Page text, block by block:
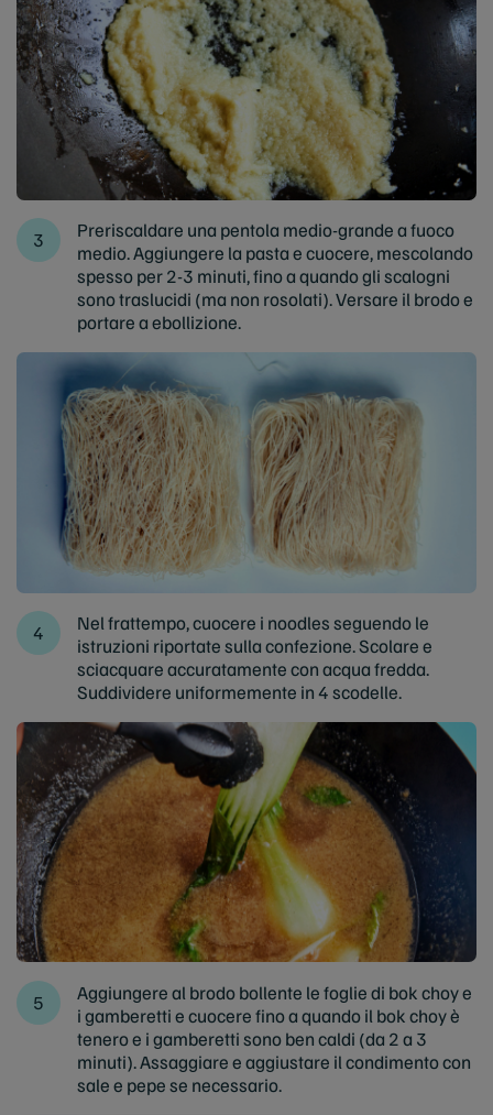
Preriscaldare una pentola medio-grande a fuoco
medio. Aggiungere la pasta e cuocere, mescolando
spesso per 2-3 minuti, fino a quando gli scalogni
sono traslucidi (ma non rosolati). Versare il brodo e
portare a ebollizione.
Nel frattempo, cuocere i noodles seguendo le
istruzioni riportate sulla confezione. Scolare e
sciacquare accuratamente con acqua fredda.
Suddividere uniformemente in 4 scodelle.
Aggiungere al brodo bollente le foglie di bok choy e
i gamberetti e cuocere fino a quando il bok choy è
tenero e i gamberetti sono ben caldi (da 2 a 3
minuti). Assaggiare e aggiustare il condimento con
sale e pepe se necessario.